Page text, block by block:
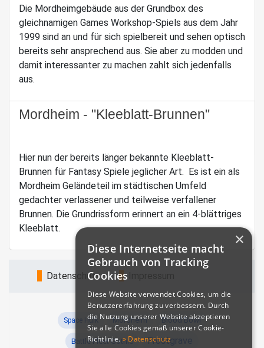
Die Mordheimgebäude aus der Grundbox des
gleichnamigen Games Workshop-Spiels aus dem Jahr
1999 sind an und für sich spielbereit und sehen optisch
bereits sehr ansprechend aus. Sie aber zu modden und
damit interessanter zu machen zahlt sich jedenfalls
aus.
Mordheim - "Kleeblatt-Brunnen"
Hier nun der bereits länger bekannte Kleeblatt-
Brunnen für Fantasy Spiele jeglicher Art. Es ist ein als
Mordheim Geländeteil im städtischen Umfeld
gedachter verlassener und teilweise verfallener
Brunnen. Die Grundrissform erinnert an ein 4-blättriges
Kleeblatt.
Datenschutz
Space Hulk Mordheim Blood Bowl
Battle Fleet Gothic Frostgrave
×
Diese Internetseite macht
Gebrauch von Tracking
Cookies
Diese Website verwendet Cookies, um die
Benutzererfahrung zu verbessern. Durch
die Nutzung unserer Website akzeptieren
Sie alle Cookies gemäß unserer Cookie-
Richtlinie. » Datenschutz